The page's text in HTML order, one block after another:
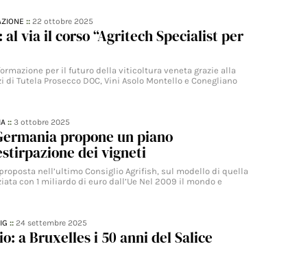
::22 ottobre 2025
al via il corso “Agritech Specialist per
per il futuro della viticoltura veneta grazie alla
Tutela Prosecco DOC, Vini Asolo Montello e Conegliano
::3 ottobre 2025
propone un piano
dei vigneti
nell’ultimo Consiglio Agrifish, sul modello di quella
con 1 miliardo di euro dall’Ue Nel 2009 il mondo e
::24 settembre 2025
a Bruxelles i 50 anni del Salice